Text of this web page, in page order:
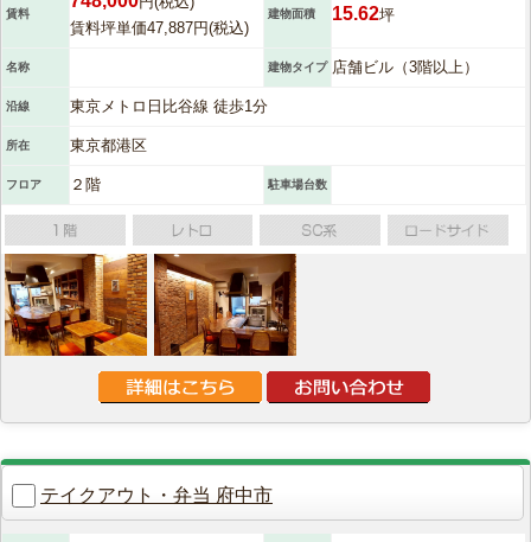
賃料
賃料坪単価47,887円(税込)
建物面積 15.62坪
名称 建物タイプ 店舗ビル（3階以上）
沿線 東京メトロ日比谷線 徒歩1分
所在 東京都港区
フロア ２階 駐車場台数
テイクアウト・弁当 府中市